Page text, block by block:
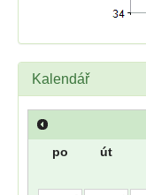
Kalendář
po út